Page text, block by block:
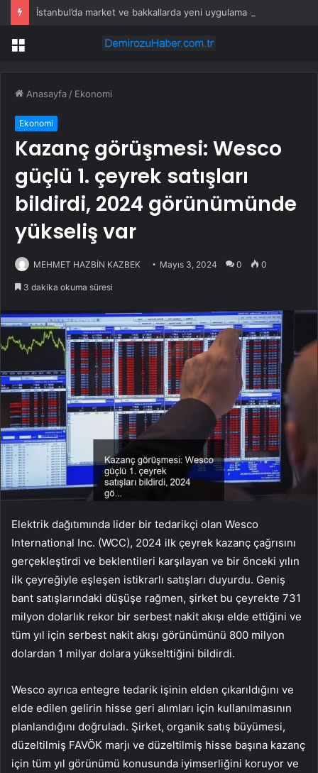
Menü
Anasayfa / Ekonomi
Ekonomi
Kazanç görüşmesi: Wesco
güçlü 1. çeyrek satışları
bildirdi, 2024 görünümünde
yükseliş var
MEHMET HAZBİN KAZBEK Mayıs 3, 2024 0 0
3 dakika okuma süresi
Elektrik dağıtımında lider bir tedarikçi olan Wesco
International Inc. (WCC), 2024 ilk çeyrek kazanç çağrısını
gerçekleştirdi ve beklentileri karşılayan ve bir önceki yılın
ilk çeyreğiyle eşleşen istikrarlı satışları duyurdu. Geniş
bant satışlarındaki düşüşe rağmen, şirket bu çeyrekte 731
milyon dolarlık rekor bir serbest nakit akışı elde ettiğini ve
tüm yıl için serbest nakit akışı görünümünü 800 milyon
dolardan 1 milyar dolara yükselttiğini bildirdi.
Wesco ayrıca entegre tedarik işinin elden çıkarıldığını ve
elde edilen gelirin hisse geri alımları için kullanılmasının
planlandığını doğruladı. Şirket, organik satış büyümesi,
düzeltilmiş FAVÖK marjı ve düzeltilmiş hisse başına kazanç
için tüm yıl görünümü konusunda iyimserliğini koruyor ve